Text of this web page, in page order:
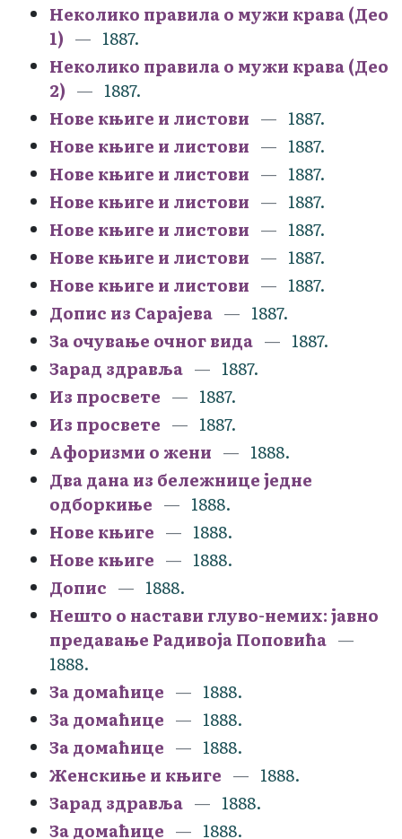
Неколико правила о мужи крава (Део
1)
1887.
Неколико правила о мужи крава (Део
2)
1887.
Нове књиге и листови
1887.
Нове књиге и листови
1887.
Нове књиге и листови
1887.
Нове књиге и листови
1887.
Нове књиге и листови
1887.
Нове књиге и листови
1887.
Нове књиге и листови
1887.
Допис из Сарајева
1887.
За очување очног вида
1887.
Зарад здравља
1887.
Из просвете
1887.
Из просвете
1887.
Афоризми о жени
1888.
Два дана из бележнице једне
одборкиње
1888.
Нове књиге
1888.
Нове књиге
1888.
Допис
1888.
Нешто о настави глуво-немих: јавно
предавање Радивоја Поповића
1888.
За домаћице
1888.
За домаћице
1888.
За домаћице
1888.
Женскиње и књиге
1888.
Зарад здравља
1888.
За домаћице
1888.